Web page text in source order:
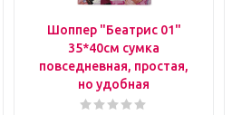
Шоппер "Беатрис 01"
35*40см сумка
повседневная, простая,
но удобная